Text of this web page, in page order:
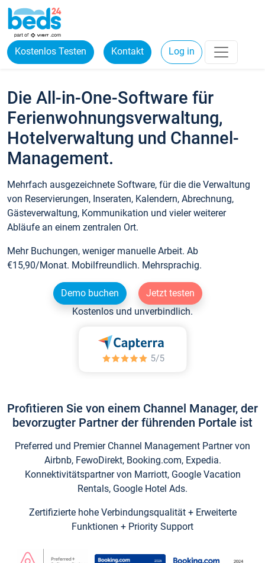
Kostenlos Testen Kontakt Log in
Die All-in-One-Software für
Ferienwohnungsverwaltung,
Hotelverwaltung und Channel-
Management.
Mehrfach ausgezeichnete Software, für die die Verwaltung
von Reservierungen, Inseraten, Kalendern, Abrechnung,
Gästeverwaltung, Kommunikation und vieler weiterer
Abläufe an einem zentralen Ort.
Mehr Buchungen, weniger manuelle Arbeit. Ab
€15,90/Monat. Mobilfreundlich. Mehrsprachig.
Demo buchen
Jetzt testen
Kostenlos und unverbindlich.
Profitieren Sie von einem Channel Manager, der
bevorzugter Partner der führenden Portale ist
Preferred und Premier Channel Management Partner von
Airbnb, FewoDirekt, Booking.com, Expedia.
Konnektivitätspartner von Marriott, Google Vacation
Rentals, Google Hotel Ads.
Zertifizierte hohe Verbindungsqualität + Erweiterte
Funktionen + Priority Support